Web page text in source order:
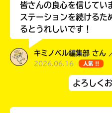
皆さんの良心を信じてい
ステーションを続けるた
るとうれしいです！
キミノベル編集部 さん
2026.06.16 人気 !!
よろしく